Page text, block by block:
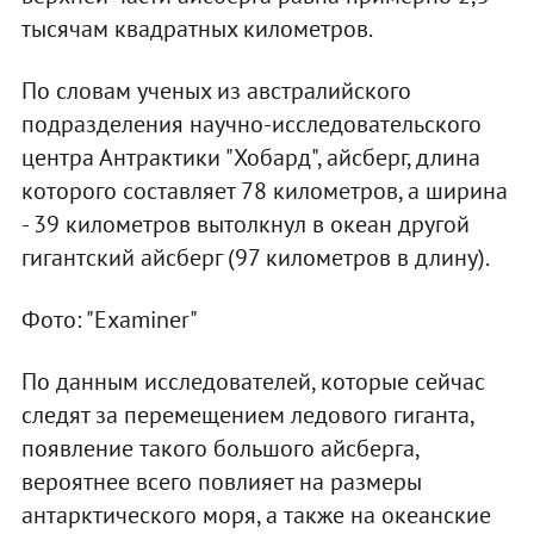
тысячам квадратных километров.
По словам ученых из австралийского
подразделения научно-исследовательского
центра Антрактики "Хобард", айсберг, длина
которого составляет 78 километров, а ширина
- 39 километров вытолкнул в океан другой
гигантский айсберг (97 километров в длину).
Фото: "Examiner"
По данным исследователей, которые сейчас
следят за перемещением ледового гиганта,
появление такого большого айсберга,
вероятнее всего повлияет на размеры
антарктического моря, а также на океанские